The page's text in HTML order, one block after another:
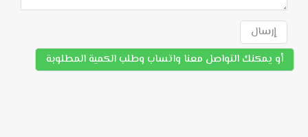
إرسال
أو يمكنك التواصل معنا واتساب وطلب الكمية المطلوبة